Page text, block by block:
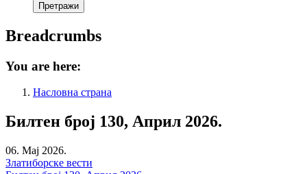
Breadcrumbs
You are here:
Насловна страна
Билтен број 130, Април 2026.
06. Мај 2026.
Златиборске вести